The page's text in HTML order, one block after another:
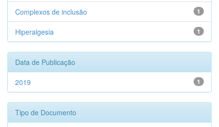
1
Complexos de inclusão
1
Hiperalgesia
Data de Publicação
1
2019
Tipo de Documento